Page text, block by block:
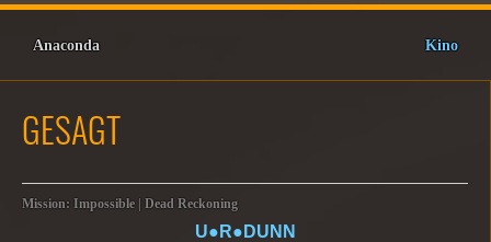
Anaconda Kino
GESAGT
Mission: Impossible | Dead Reckoning
U●R●DUNN